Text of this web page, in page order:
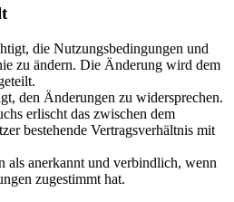
die Nutzungsbedingungen und
zu ändern. Die Änderung wird dem
den Änderungen zu widersprechen.
erlischt das zwischen dem
bestehende Vertragsverhältnis mit
als anerkannt und verbindlich, wenn
zugestimmt hat.